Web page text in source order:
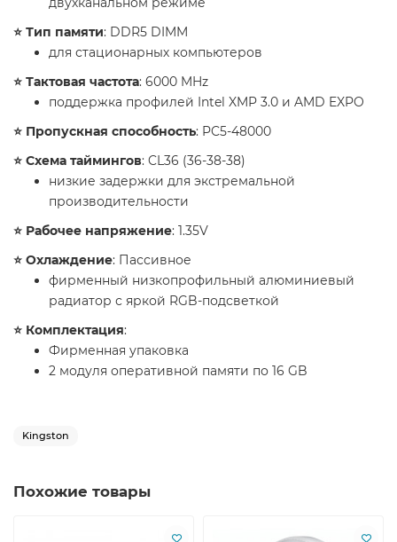
​⭐️ Тип памяти: DDR5 DIMM
для стационарных компьютеров
​⭐️ Тактовая частота: 6000 MHz
поддержка профилей Intel XMP 3.0 и AMD EXPO
​⭐️ Пропускная способность: PC5-48000
​⭐️ Схема таймингов: CL36 (36-38-38)
низкие задержки для экстремальной
производительности
​⭐️ Рабочее напряжение: 1.35V
​⭐️ Охлаждение: Пассивное
фирменный низкопрофильный алюминиевый
радиатор с яркой RGB-подсветкой
​⭐️ Комплектация:
Фирменная упаковка
2 модуля оперативной памяти по 16 GB
Kingston
Похожие товары